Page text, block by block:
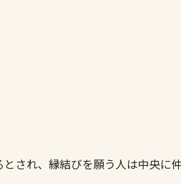
され、縁結びを願う人は中央に